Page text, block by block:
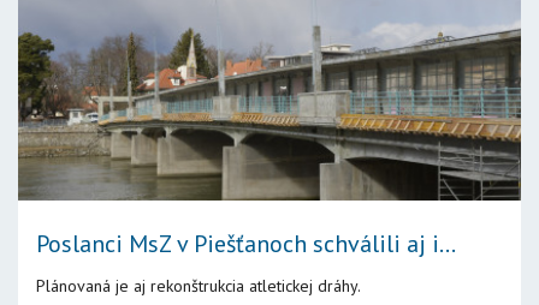
Poslanci MsZ v Piešťanoch schválili aj i...
Plánovaná je aj rekonštrukcia atletickej dráhy.